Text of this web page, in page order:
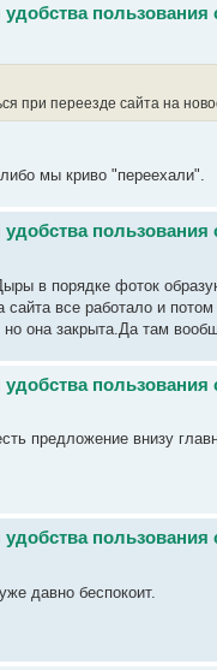
пользования
при переезде сайта на
мы криво "переехали".
пользования
в порядке фоток
сайта все работало и
она закрыта.Да там
пользования
предложение внизу
пользования
давно беспокоит.